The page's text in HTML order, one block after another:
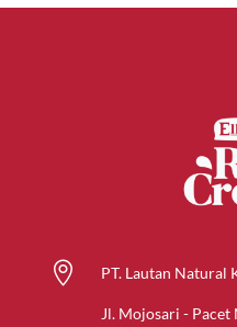
 PT. Lautan Natural
Jl. Mojosari - Pacet